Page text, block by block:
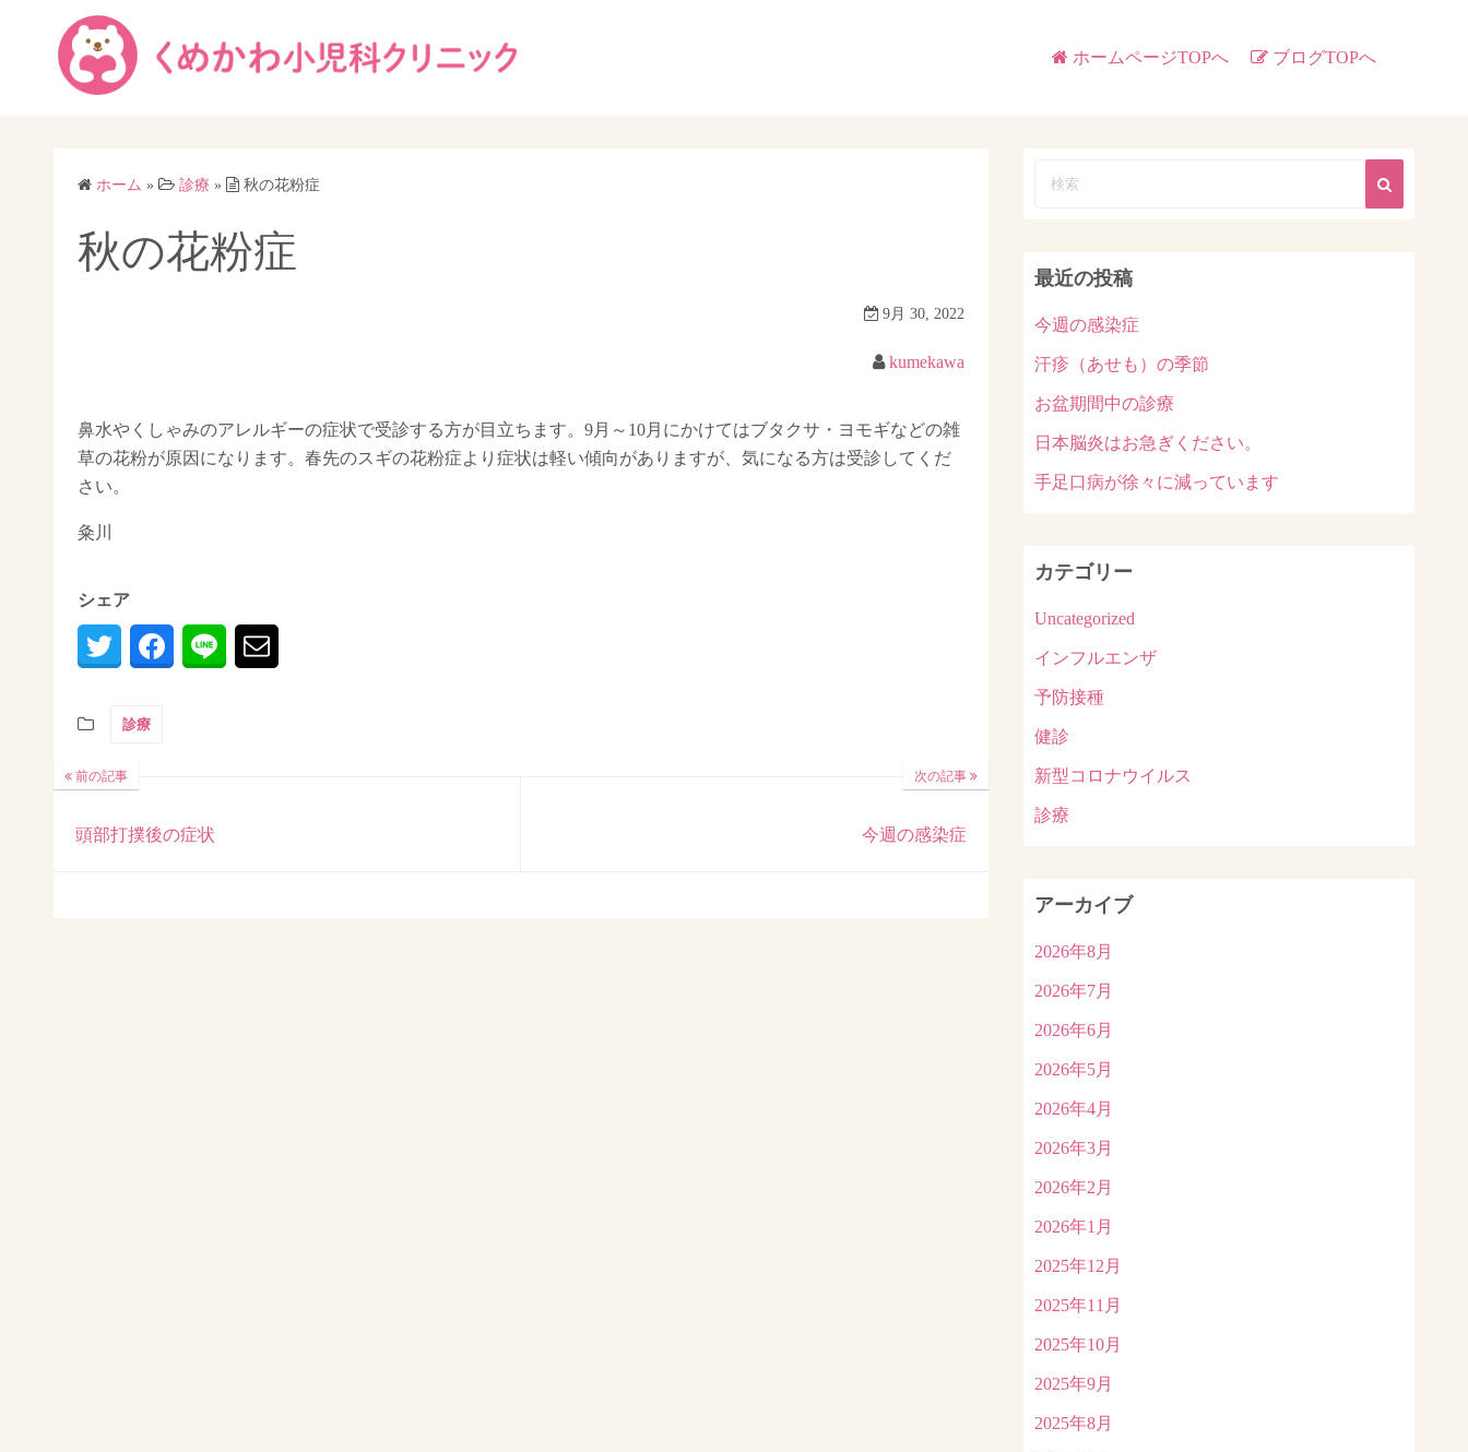
ホームページTOPへ ブログTOPへ
ホーム » 診療 » 秋の花粉症
秋の花粉症
9月 30, 2022
kumekawa
鼻水やくしゃみのアレルギーの症状で受診する方が目立ちます。9月～10月にかけてはブタクサ・ヨモギなどの雑
草の花粉が原因になります。春先のスギの花粉症より症状は軽い傾向がありますが、気になる方は受診してくだ
さい。
粂川
シェア
診療
前の記事
頭部打撲後の症状
次の記事
今週の感染症
最近の投稿
今週の感染症
汗疹（あせも）の季節
お盆期間中の診療
日本脳炎はお急ぎください。
手足口病が徐々に減っています
カテゴリー
Uncategorized
インフルエンザ
予防接種
健診
新型コロナウイルス
診療
アーカイブ
2026年8月
2026年7月
2026年6月
2026年5月
2026年4月
2026年3月
2026年2月
2026年1月
2025年12月
2025年11月
2025年10月
2025年9月
2025年8月